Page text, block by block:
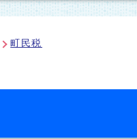
町民税